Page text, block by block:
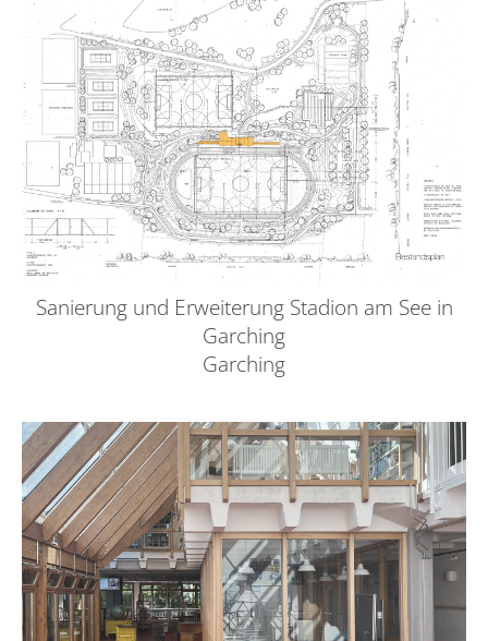
Sanierung und Erweiterung Stadion am See in
Garching
Garching